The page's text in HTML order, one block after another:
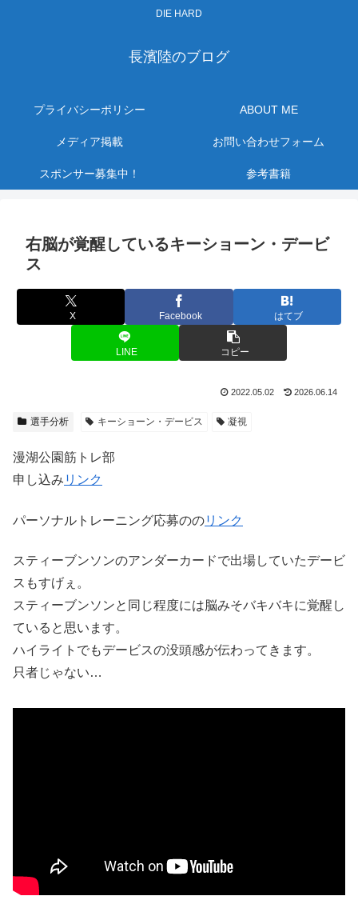
DIE HARD
長濱陸のブログ
プライバシーポリシー ABOUT ME
メディア掲載 お問い合わせフォーム
スポンサー募集中！ 参考書籍
右脳が覚醒しているキーショーン・デービ
ス
X Facebook はてブ
LINE コピー
2022.05.02 2026.06.14
選手分析 キーショーン・デービス 凝視
漫湖公園筋トレ部
申し込み リンク
パーソナルトレーニング応募ののリンク
スティーブンソンのアンダーカードで出場していたデービ
スもすげぇ。
スティーブンソンと同じ程度には脳みそバキバキに覚醒し
ていると思います。
ハイライトでもデービスの没頭感が伝わってきます。
只者じゃない…